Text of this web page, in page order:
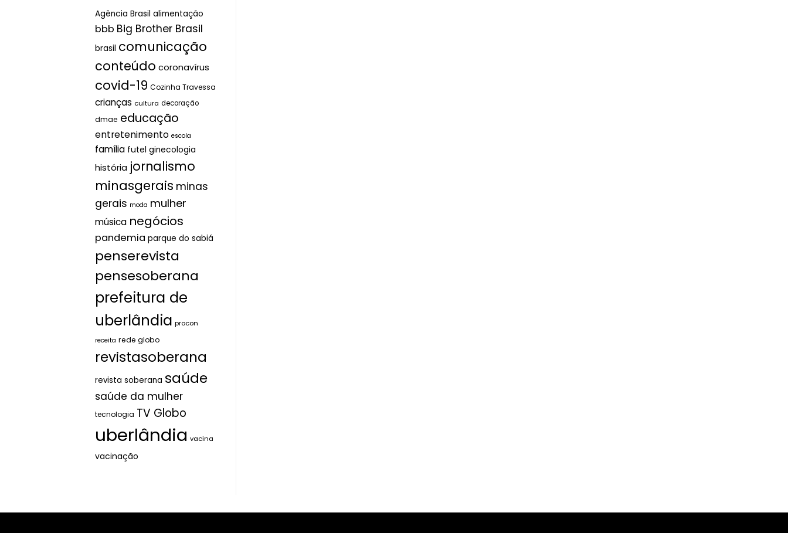
Agência Brasil alimentação
bbb Big Brother Brasil
brasil comunicação
conteúdo coronavírus
covid-19 Cozinha Travessa
crianças cultura decoração
dmae educação
entretenimento escola
família futel ginecologia
história jornalismo
minasgerais minas
gerais moda mulher
música negócios
pandemia parque do sabiá
penserevista
pensesoberana
prefeitura de
uberlândia procon
receita rede globo
revistasoberana
revista soberana saúde
saúde da mulher
tecnologia TV Globo
uberlândia vacina
vacinação